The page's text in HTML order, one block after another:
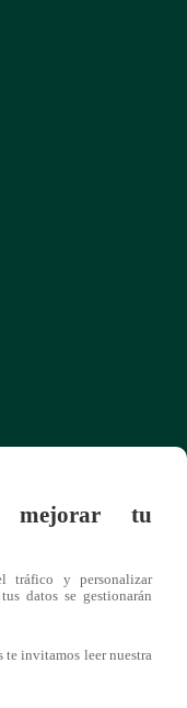
mejorar tu
tráfico y personalizar
, tus datos se gestionarán
te invitamos leer nuestra